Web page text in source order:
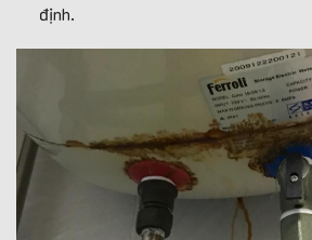
định.